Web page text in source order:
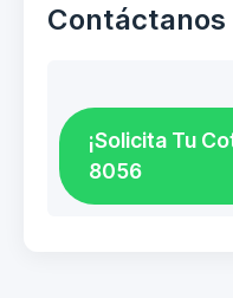
Contáctanos
¡Solicita Tu
8056